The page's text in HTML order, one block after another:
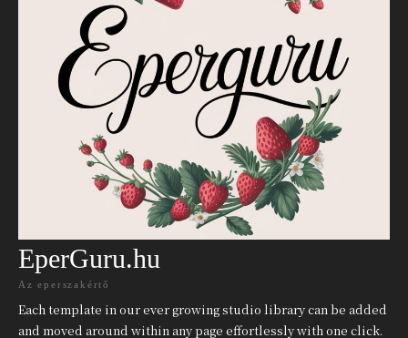
EperGuru.hu
Az eperszakértő
Each template in our ever growing studio library can be added
and moved around within any page effortlessly with one click.